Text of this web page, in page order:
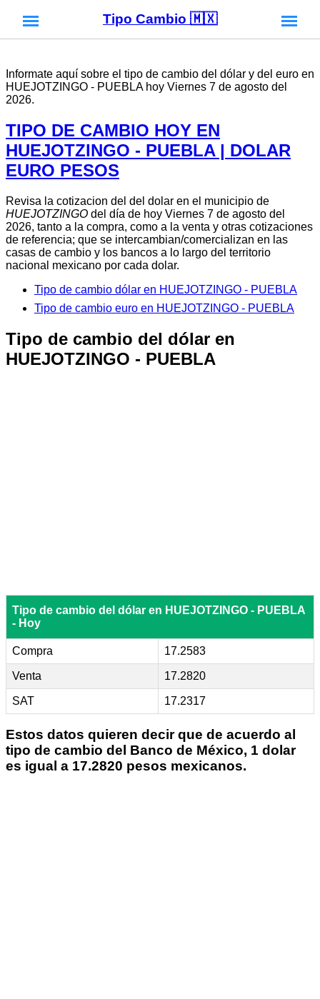
Tipo Cambio 🇲🇽
Informate aquí sobre el tipo de cambio del dólar y del euro en
HUEJOTZINGO - PUEBLA hoy Viernes 7 de agosto del
2026.
TIPO DE CAMBIO HOY EN
HUEJOTZINGO - PUEBLA | DOLAR
EURO PESOS
Revisa la cotizacion del del dolar en el municipio de
HUEJOTZINGO del día de hoy Viernes 7 de agosto del
2026, tanto a la compra, como a la venta y otras cotizaciones
de referencia; que se intercambian/comercializan en las
casas de cambio y los bancos a lo largo del territorio
nacional mexicano por cada dolar.
Tipo de cambio dólar en HUEJOTZINGO - PUEBLA
Tipo de cambio euro en HUEJOTZINGO - PUEBLA
Tipo de cambio del dólar en
HUEJOTZINGO - PUEBLA
Tipo de cambio del dólar en HUEJOTZINGO - PUEBLA
- Hoy
Compra 17.2583
Venta 17.2820
SAT 17.2317
Estos datos quieren decir que de acuerdo al
tipo de cambio del Banco de México, 1 dolar
es igual a 17.2820 pesos mexicanos.